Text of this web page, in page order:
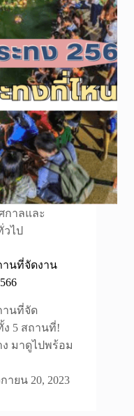
กาลและ
วไป
นที่จัดงาน
นที่จัด
5 สถานที่!
มาดูไปพร้อม
ายน 20, 2023